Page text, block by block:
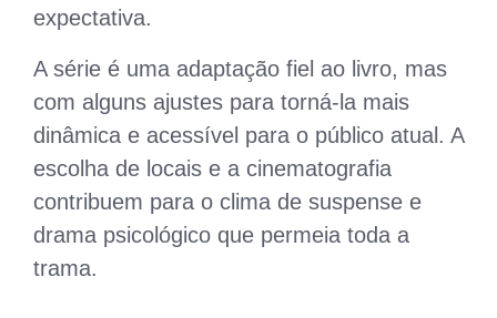
expectativa.
A série é uma adaptação fiel ao livro, mas
com alguns ajustes para torná-la mais
dinâmica e acessível para o público atual. A
escolha de locais e a cinematografia
contribuem para o clima de suspense e
drama psicológico que permeia toda a
trama.